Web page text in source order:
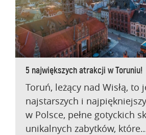
5 największych atrakcji w Toruniu!
Toruń, leżący nad Wisłą, to
najstarszych i
w Polsce, pełne gotyckich
unikalnych zabytków,